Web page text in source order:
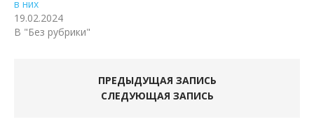
в них
19.02.2024
В "Без рубрики"
ПРЕДЫДУЩАЯ ЗАПИСЬ
СЛЕДУЮЩАЯ ЗАПИСЬ